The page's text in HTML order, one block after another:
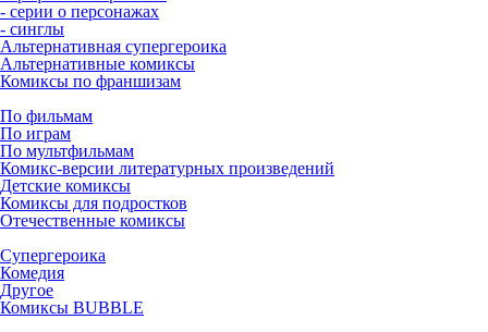
- серии о персонажах
- синглы
Альтернативная супергероика
Альтернативные комиксы
Комиксы по франшизам
По фильмам
По играм
По мультфильмам
Комикс-версии литературных произведений
Детские комиксы
Комиксы для подростков
Отечественные комиксы
Супергероика
Комедия
Другое
Комиксы BUBBLE